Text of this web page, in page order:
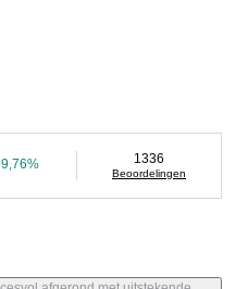
1336
Beoordelingen